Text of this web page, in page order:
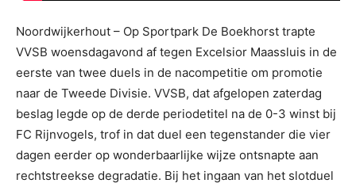
Noordwijkerhout – Op Sportpark De Boekhorst trapte
VVSB woensdagavond af tegen Excelsior Maassluis in de
eerste van twee duels in de nacompetitie om promotie
naar de Tweede Divisie. VVSB, dat afgelopen zaterdag
beslag legde op de derde periodetitel na de 0-3 winst bij
FC Rijnvogels, trof in dat duel een tegenstander die vier
dagen eerder op wonderbaarlijke wijze ontsnapte aan
rechtstreekse degradatie. Bij het ingaan van het slotduel